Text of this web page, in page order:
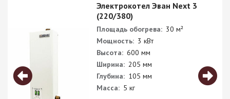
Электрокотел Эван Next 3
(220/380)
Площадь обогрева: 30 м²
Мощность: 3 кВт
Высота: 600 мм
Ширина: 205 мм
Глубина: 105 мм
Масса: 5 кг